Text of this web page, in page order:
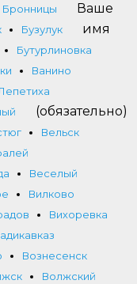
Бронницы
Бузулук
Бутурлиновка
Ванино
Вельск
Веселый
Вилково
Вихоревка
Вознесенск
Волжский
Ваше
имя
(обязательно)